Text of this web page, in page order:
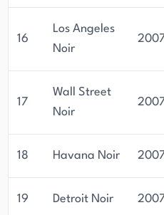
16
Los Angeles
Noir
17
Wall Street
Noir
18 Havana Noir
19 Detroit Noir